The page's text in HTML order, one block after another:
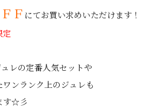
Ｆ にてお買い求めいただけます！
定
レの定番人気セットや
ンランク上のジュレも
す☆彡